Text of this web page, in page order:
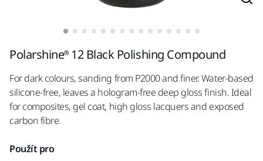
Polarshine® 12 Black Polishing Compound
For dark colours, sanding from P2000 and finer. Water-based
silicone-free, leaves a hologram-free deep gloss finish. Ideal
for composites, gel coat, high gloss lacquers and exposed
carbon fibre.
Použít pro